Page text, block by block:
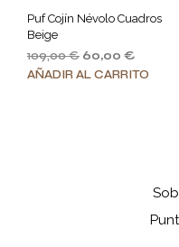
Puf Cojín Névolo Cuadros
Beige
109,00€ El
precio
60,00 €
precio
AÑADIR AL CARRITO